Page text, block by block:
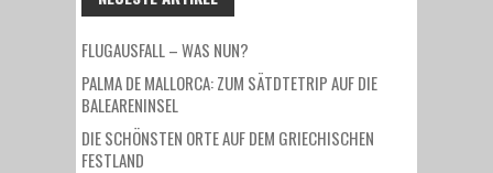
FLUGAUSFALL – WAS NUN?
PALMA DE MALLORCA: ZUM SÄTDTETRIP AUF DIE
BALEARENINSEL
DIE SCHÖNSTEN ORTE AUF DEM GRIECHISCHEN
FESTLAND